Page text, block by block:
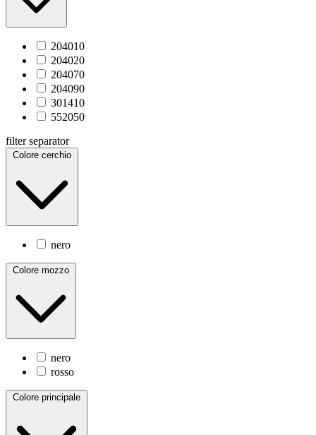
204010
204020
204070
204090
301410
552050
filter separator
Colore cerchio
nero
Colore mozzo
nero
rosso
Colore principale